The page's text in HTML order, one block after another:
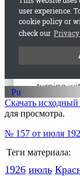
Скачать
для просмотра.
№ 157 от июля
Теги материала:
1926 июль